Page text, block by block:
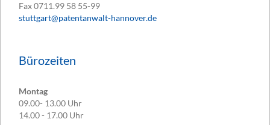
Fax0711.99 58 55-99
stuttgart@patentanwalt-hannover.de
Bürozeiten
Montag
09.00- 13.00 Uhr
14.00 - 17.00 Uhr